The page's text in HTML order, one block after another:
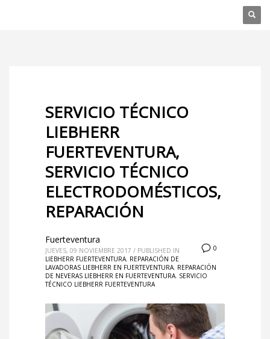
SERVICIO TÉCNICO
LIEBHERR
FUERTEVENTURA,
SERVICIO TÉCNICO
ELECTRODOMÉSTICOS,
REPARACIÓN
0
Fuerteventura
JUEVES, 09 NOVIEMBRE 2017 / PUBLISHED IN
LIEBHERR FUERTEVENTURA, REPARACIÓN DE
LAVADORAS LIEBHERR EN FUERTEVENTURA, REPARACIÓN
DE NEVERAS LIEBHERR EN FUERTEVENTURA, SERVICIO
TÉCNICO LIEBHERR FUERTEVENTURA